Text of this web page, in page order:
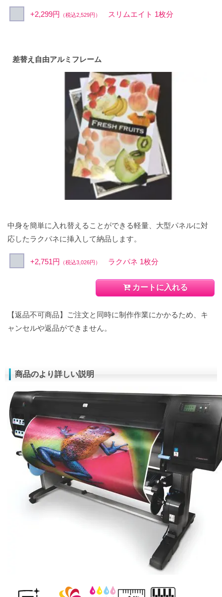
+2,299円 （税込2,529円） スリムエイト 1枚分
差替え自由アルミフレーム
中身を簡単に入れ替えることができる軽量、大型パネルに対
応したラクパネに挿入して納品します。
+2,751円 （税込3,026円） ラクパネ 1枚分
カートに入れる
【返品不可商品】ご注文と同時に制作作業にかかるため、キ
ャンセルや返品ができません。
商品のより詳しい説明